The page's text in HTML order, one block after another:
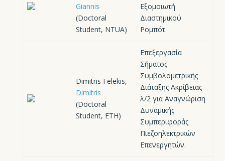
Giannis
(Doctoral
Student, NTUA)
Εξομοιωτή
Διαστημικού
Ρομπότ.
Dimitris Felekis,
Dimitris
(Doctoral
Student, ETH)
Επεξεργασία
Σήματος
Συμβολομετρικής
Διάταξης Ακρίβειας
λ/2 για Αναγνώριση
Δυναμικής
Συμπεριφοράς
Πιεζοηλεκτρικών
Επενεργητών.